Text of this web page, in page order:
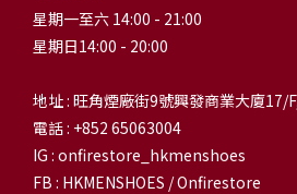
星期一至六 14:00 - 21:00
星期日14:00 - 20:00
地址 : 旺角煙廠街9號興發商業大廈17/
電話 : +852 65063004
IG : onfirestore_hkmenshoes
FB : HKMENSHOES / Onfirestore